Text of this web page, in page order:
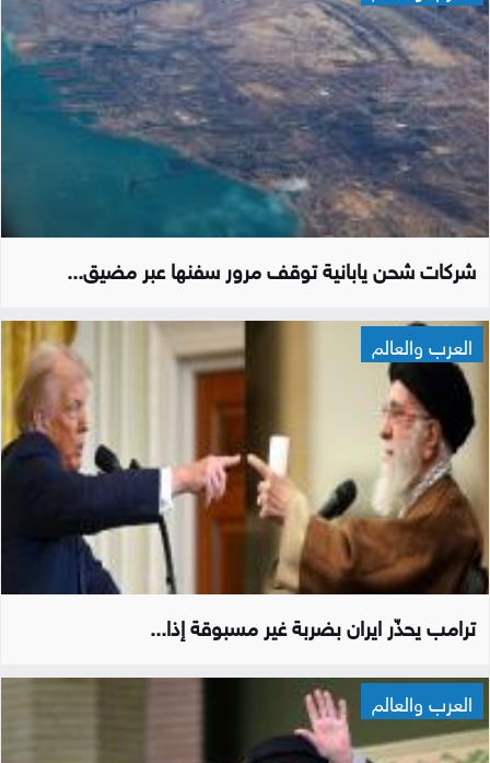
شركات شحن يابانية توقف مرور سفنها عبر مضيق...
العرب والعالم
ترامب يحذّر ايران بضربة غير مسبوقة إذا...
العرب والعالم